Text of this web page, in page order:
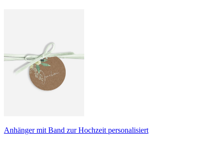
Anhänger mit Band zur Hochzeit personalisiert